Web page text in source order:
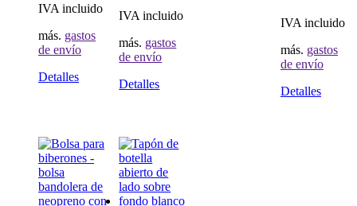
IVA incluido
más. gastos
de envío
DetallesEste
producto
Las
opciones
pueden
IVA incluido
más. gastos
de envío
DetallesEste
variantes.
opciones
se
pueden
IVA incluido
más. gastos
de envío
Detalles